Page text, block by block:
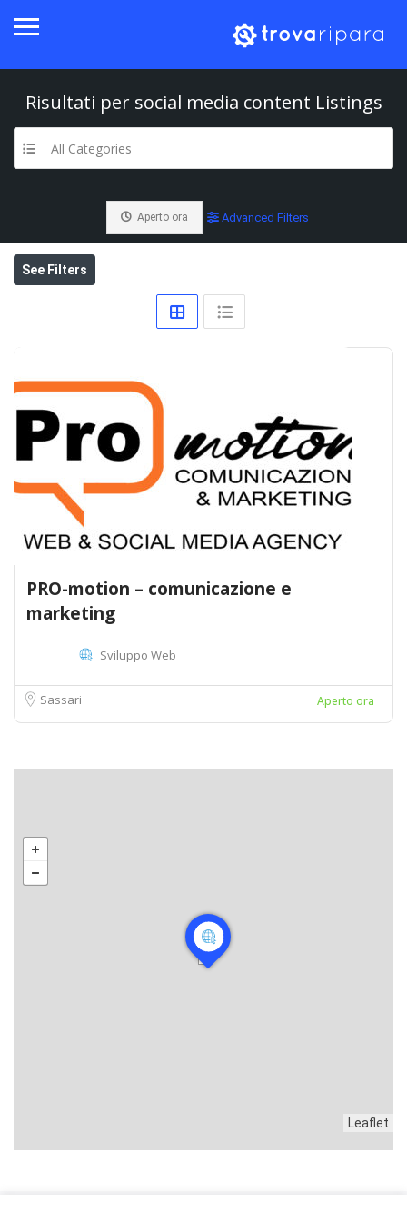
Risultati per social media content Listings
All Categories
Aperto ora Advanced Filters
See Filters
PRO-motion – comunicazione e
marketing
Sviluppo Web
Sassari Aperto ora
Leaflet